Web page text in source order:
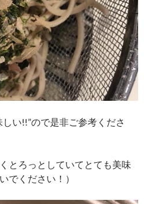
い!!”ので是非ご参考くださ
とろっとしていてとても美味
でください！）